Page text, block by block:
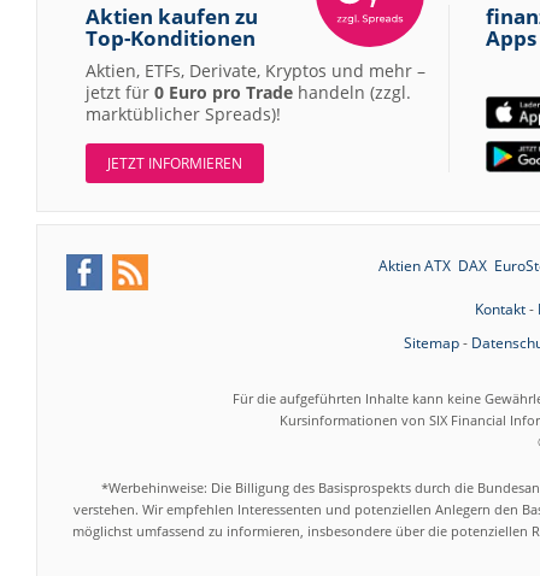
Aktien kaufen zu
Top-Konditionen
Aktien, ETFs, Derivate, Kryptos und mehr –
jetzt für 0 Euro pro Trade handeln (zzgl.
marktüblicher Spreads)!
JETZT INFORMIEREN
Apps
Aktien ATX DAX
Kontakt-
Sitemap-
Für die aufgeführten Inhalte kann keine
Kursinformationen von SIX Financial
*Werbehinweise: Die Billigung des Basisprospekts durch die
verstehen. Wir empfehlen Interessenten und potenziellen Anlegern den
möglichst umfassend zu informieren, insbesondere über die potenziellen